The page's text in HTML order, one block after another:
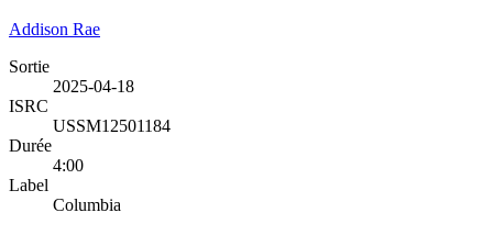
Addison Rae
Sortie
2025-04-18
ISRC
USSM12501184
Durée
4:00
Label
Columbia